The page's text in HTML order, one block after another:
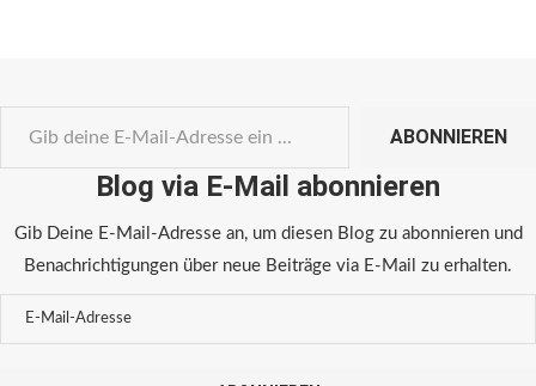
ABONNIEREN
Blog via E-Mail abonnieren
Gib Deine E-Mail-Adresse an, um diesen Blog zu abonnieren und
Benachrichtigungen über neue Beiträge via E-Mail zu erhalten.